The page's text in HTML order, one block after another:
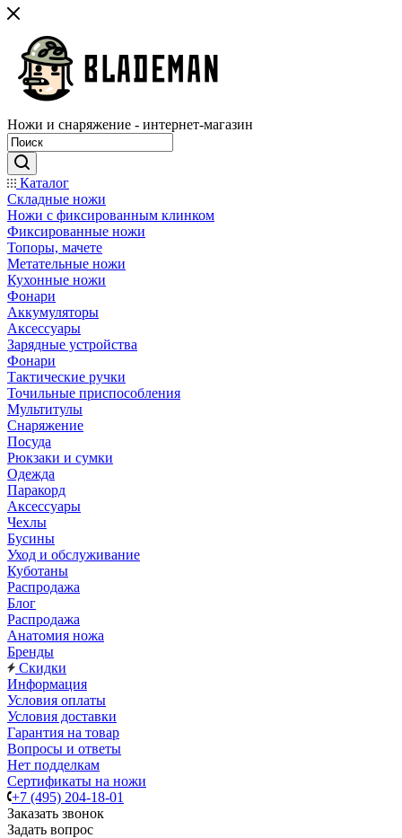
Ножи и снаряжение - интернет-магазин
Каталог
Складные ножи
Ножи с фиксированным клинком
Фиксированные ножи
Топоры, мачете
Метательные ножи
Кухонные ножи
Фонари
Аккумуляторы
Аксессуары
Зарядные устройства
Фонари
Тактические ручки
Точильные приспособления
Мультитулы
Снаряжение
Посуда
Рюкзаки и сумки
Одежда
Паракорд
Аксессуары
Чехлы
Бусины
Уход и обслуживание
Куботаны
Распродажа
Блог
Распродажа
Анатомия ножа
Бренды
Скидки
Информация
Условия оплаты
Условия доставки
Гарантия на товар
Вопросы и ответы
Нет подделкам
Сертификаты на ножи
+7 (495) 204-18-01
Заказать звонок
Задать вопрос